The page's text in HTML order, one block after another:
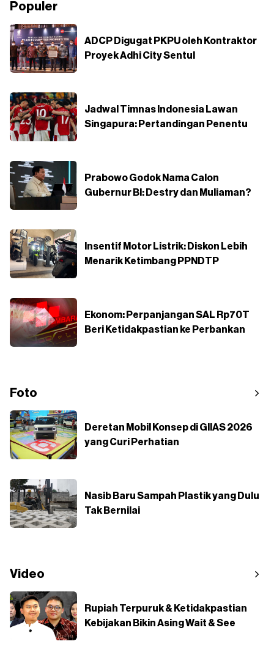
Populer
ADCP Digugat PKPU oleh Kontraktor
Proyek Adhi City Sentul
Jadwal Timnas Indonesia Lawan
Singapura: Pertandingan Penentu
Prabowo Godok Nama Calon
Gubernur BI: Destry dan Muliaman?
Insentif Motor Listrik: Diskon Lebih
Menarik Ketimbang PPNDTP
Ekonom: Perpanjangan SAL Rp70T
Beri Ketidakpastian ke Perbankan
Foto
Deretan Mobil Konsep di GIIAS 2026
yang Curi Perhatian
Nasib Baru Sampah Plastik yang Dulu
Tak Bernilai
Video
Rupiah Terpuruk & Ketidakpastian
Kebijakan Bikin Asing Wait & See